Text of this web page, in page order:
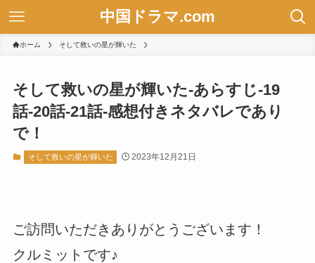
中国ドラマ.com
ホーム そして救いの星が輝いた
そして救いの星が輝いた-あらすじ-19
話-20話-21話-感想付きネタバレであり
で！
そして救いの星が輝いた 2023年12月21日
ご訪問いただきありがとうございます！
クルミットです♪